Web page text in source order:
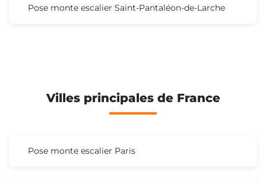
Pose monte escalier Saint-Pantaléon-de-Larche
Villes principales de France
Pose monte escalier Paris